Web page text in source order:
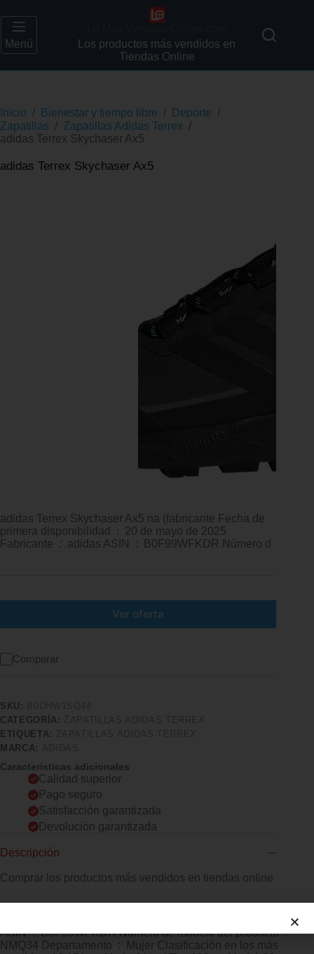
Menú
Los productos más vendidos en
Tiendas Online
Inicio / Bienestar y tiempo libre / Deporte /
Zapatillas / Zapatillas Adidas Terrex /
adidas Terrex Skychaser Ax5
adidas Terrex Skychaser Ax5
adidas Terrex Skychaser Ax5 na (fabricante Fecha de
primera disponibilidad ‏ : ‎ 20 de mayo de 2025
Fabricante ‏ : ‎ adidas ASIN ‏ : ‎ B0F99WFKDR Número d
Ver oferta
Comparar
SKU:
CATEGORÍA:
ETIQUETA:
MARCA:
Características adicionales
Calidad superior
Pago seguro
Satisfacción garantizada
Devolución garantizada
Descripción
Comprar los productos más vendidos en tiendas online
ASIN ‏ : ‎ B0F99WFKDR Número de modelo del producto ‏ : ‎
NMQ34 Departamento ‏ : ‎ Mujer Clasificación en los más